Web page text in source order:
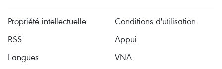
Propriété intellectuelle
Conditions d'utilisation
RSS
Appui
Langues
VNA